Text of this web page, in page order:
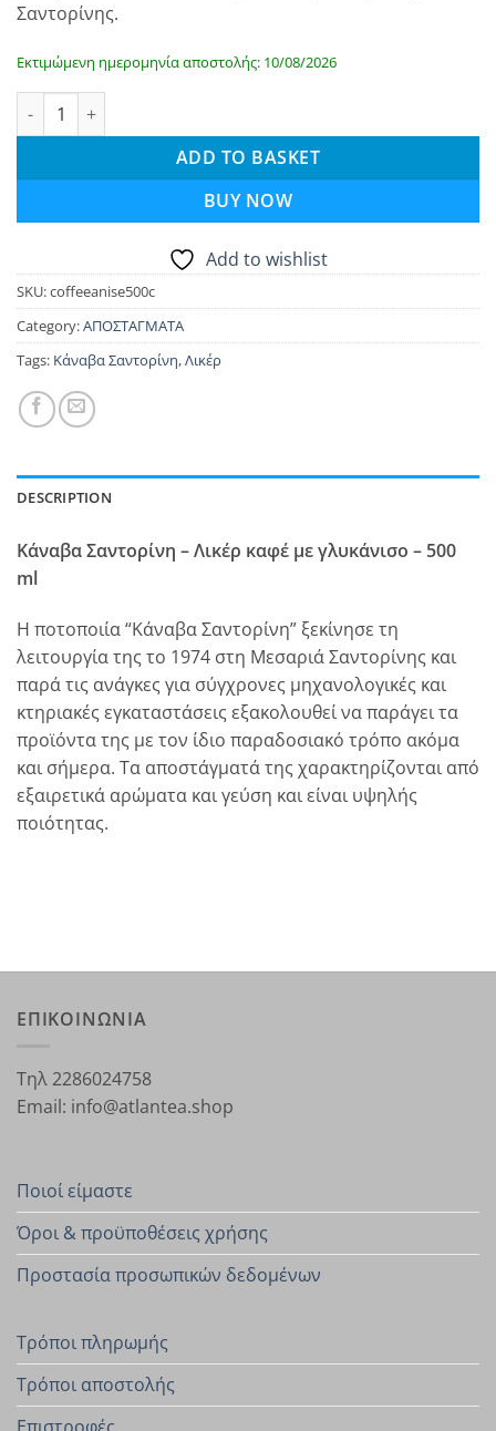
Σαντορίνης.
Εκτιμώμενη ημερομηνία αποστολής: 10/08/2026
Κάναβα Σαντορίνη - Λικέρ καφέ με γλυκάνισο - 500ml quantity
ADD TO BASKET
BUY NOW
Add to wishlist
SKU:coffeeanise500c
Category:ΑΠΟΣΤΑΓΜΑΤΑ
Tags: Κάναβα Σαντορίνη,Λικέρ
DESCRIPTION
Κάναβα Σαντορίνη – Λικέρ καφέ με γλυκάνισο – 500
ml
Η ποτοποιία “Κάναβα Σαντορίνη” ξεκίνησε τη
λειτουργία της το 1974 στη Μεσαριά Σαντορίνης και
παρά τις ανάγκες για σύγχρονες μηχανολογικές και
κτηριακές εγκαταστάσεις εξακολουθεί να παράγει τα
προϊόντα της με τον ίδιο παραδοσιακό τρόπο ακόμα
και σήμερα. Τα αποστάγματά της χαρακτηρίζονται από
εξαιρετικά αρώματα και γεύση και είναι υψηλής
ποιότητας.
ΕΠΙΚΟΙΝΩΝΙΑ
Τηλ 2286024758
Email: info@atlantea.shop
Ποιοί είμαστε
Όροι & προϋποθέσεις χρήσης
Προστασία προσωπικών δεδομένων
Τρόποι πληρωμής
Τρόποι αποστολής